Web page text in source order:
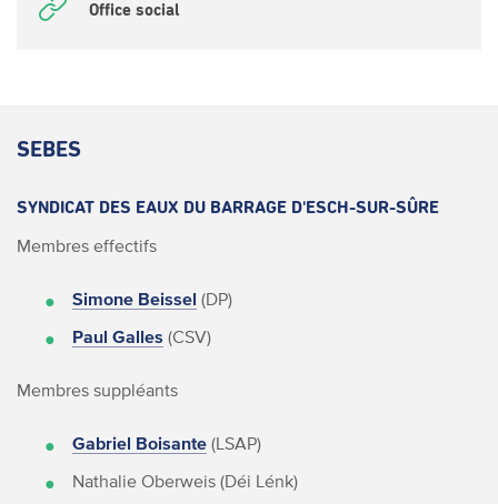
Office social
SEBES
SYNDICAT DES EAUX DU BARRAGE D'ESCH-SUR-SÛRE
Membres effectifs
Simone Beissel (DP)
Paul Galles (CSV)
Membres suppléants
Gabriel Boisante (LSAP)
Nathalie Oberweis (Déi Lénk)